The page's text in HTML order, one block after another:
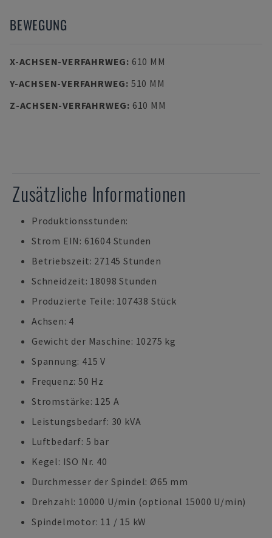
BEWEGUNG
X-ACHSEN-VERFAHRWEG: 610 MM
Y-ACHSEN-VERFAHRWEG: 510 MM
Z-ACHSEN-VERFAHRWEG: 610 MM
Zusätzliche Informationen
Produktionsstunden:
Strom EIN: 61604 Stunden
Betriebszeit: 27145 Stunden
Schneidzeit: 18098 Stunden
Produzierte Teile: 107438 Stück
Achsen: 4
Gewicht der Maschine: 10275 kg
Spannung: 415 V
Frequenz: 50 Hz
Stromstärke: 125 A
Leistungsbedarf: 30 kVA
Luftbedarf: 5 bar
Kegel: ISO Nr. 40
Durchmesser der Spindel: Ø65 mm
Drehzahl: 10000 U/min (optional 15000 U/min)
Spindelmotor: 11 / 15 kW